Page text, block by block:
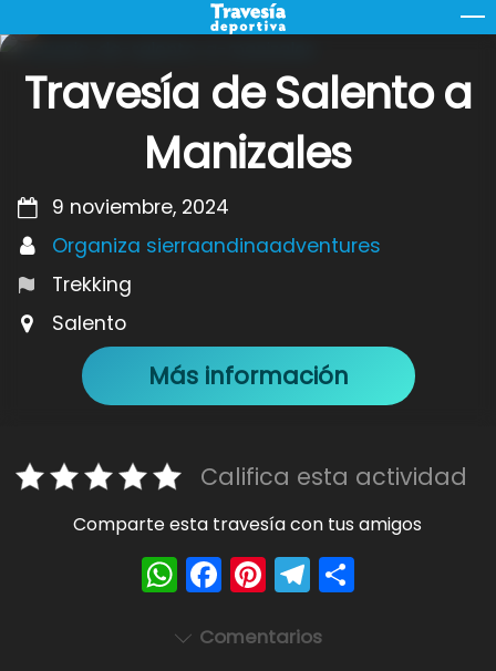
to
content
Travesía de Salento a
Manizales
9 noviembre, 2024
Organiza sierraandinaadventures
Trekking
Salento
Más información
Califica esta actividad
Comparte esta travesía con tus amigos
W
h
a
F
a
c
Pi
nt
er
T
el
e
Comentarios